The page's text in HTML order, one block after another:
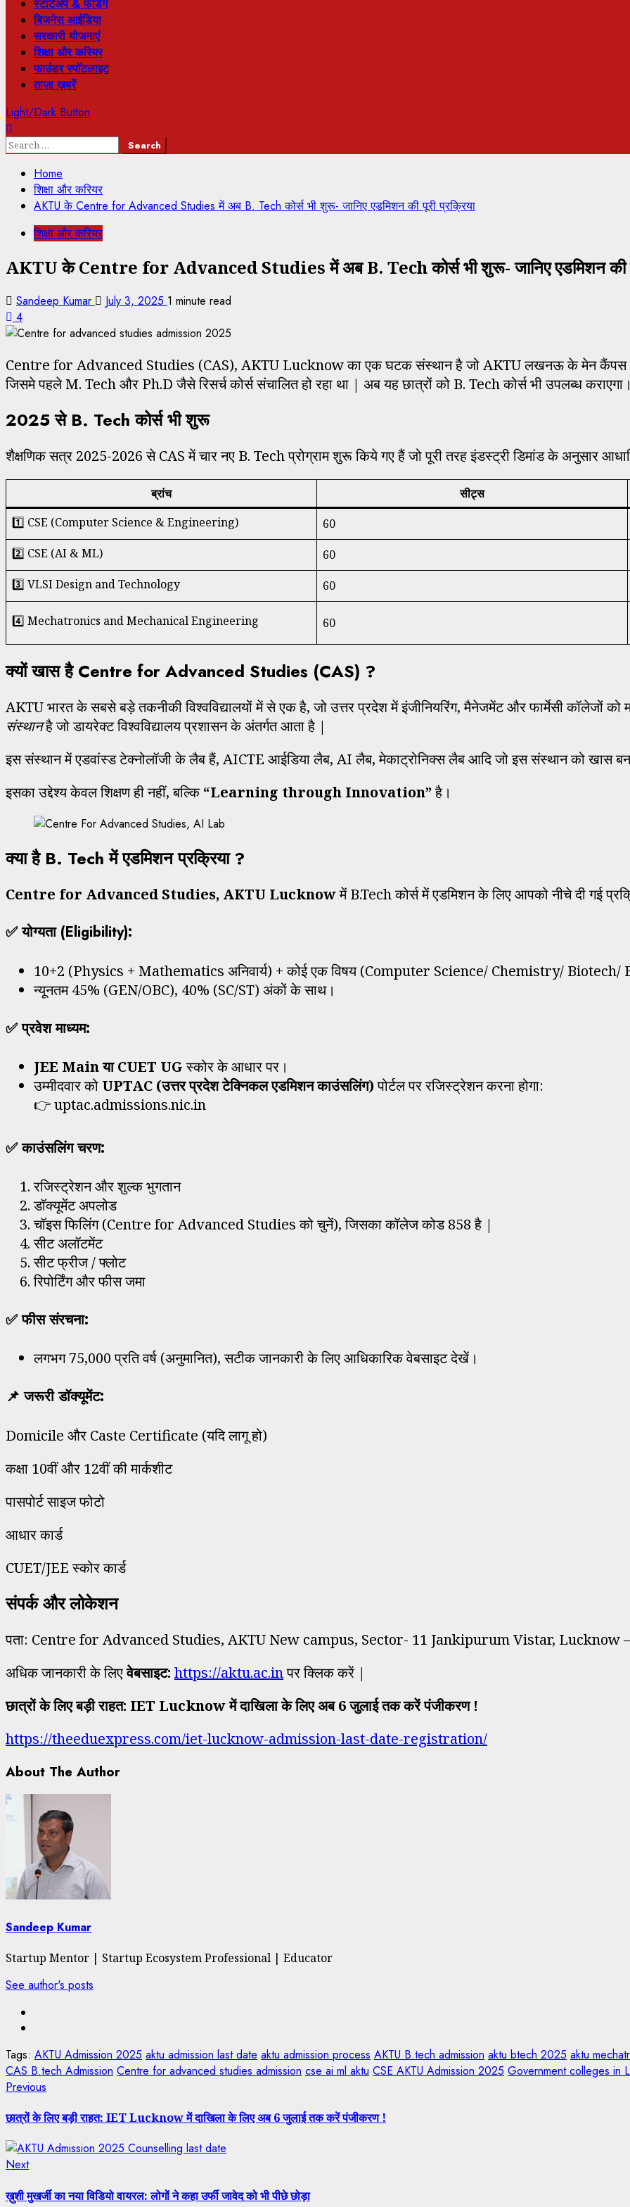
स्टार्टअप & फंडिंग
बिजनेस आईडिया
सरकारी योजनाएं
शिक्षा और करियर
फाउंडर स्पॉटलाइट
ताज़ा ख़बरें
Light/Dark Button
Home
शिक्षा और करियर
AKTU के Centre for Advanced Studies में अब B. Tech कोर्स भी शुरू- जानिए एडमिशन की पूरी प्रक्रिया
शिक्षा और करियर
AKTU के Centre for Advanced Studies में अब B. Tech कोर्स भी शुरू- जानिए एडमिशन की
Sandeep Kumar July 3, 2025 1 minute read
4
Centre for Advanced Studies (CAS), AKTU Lucknow का एक घटक संस्थान है जो AKTU लखनऊ के मेन कैंपस
जिसमे पहले M. Tech और Ph.D जैसे रिसर्च कोर्स संचालित हो रहा था | अब यह छात्रों को B. Tech कोर्स भी उपलब्ध कराएगा।
2025 से B. Tech कोर्स भी शुरू
शैक्षणिक सत्र 2025-2026 से CAS में चार नए B. Tech प्रोग्राम शुरू किये गए हैं जो पूरी तरह इंडस्ट्री डिमांड के अनुसार
ब्रांच सीट्स
1️⃣ CSE (Computer Science & Engineering)
60
2️⃣ CSE (AI & ML)
60
3️⃣ VLSI Design and Technology
60
4️⃣ Mechatronics and Mechanical Engineering 60
क्यों खास है Centre for Advanced Studies (CAS) ?
AKTU भारत के सबसे बड़े तकनीकी विश्वविद्यालयों में से एक है, जो उत्तर प्रदेश में इंजीनियरिंग, मैनेजमेंट और फार्मेसी कॉलेजों
संस्थानहै जो डायरेक्ट विश्वविद्यालय प्रशासन के अंतर्गत आता है |
इस संस्थान में एडवांस्ड टेक्नोलॉजी के लैब हैं, AICTE आईडिया लैब, AI लैब, मेकाट्रोनिक्स लैब आदि जो इस संस्थान को खास
इसका उद्देश्य केवल शिक्षण ही नहीं, बल्कि“Learning through Innovation”है।
क्या है B. Tech में एडमिशन प्रक्रिया ?
Centre for Advanced Studies, AKTU Lucknowमें B.Tech कोर्स में एडमिशन के लिए आपको नीचे दी गई
✅ योग्यता (Eligibility):
10+2 (Physics + Mathematics अनिवार्य) + कोई एक विषय (Computer Science/ Chemistry/ Biotech/
न्यूनतम 45% (GEN/OBC), 40% (SC/ST) अंकों के साथ।
✅ प्रवेश माध्यम:
JEE MainयाCUET UGस्कोर के आधार पर।
उम्मीदवार को UPTAC (उत्तर प्रदेश टेक्निकल एडमिशन काउंसलिंग)पोर्टल पर रजिस्ट्रेशन करना होगा:
👉uptac.admissions.nic.in
✅ काउंसलिंग चरण:
रजिस्ट्रेशन और शुल्क भुगतान
डॉक्यूमेंट अपलोड
चॉइस फिलिंग (Centre for Advanced Studies को चुनें), जिसका कॉलेज कोड 858 है |
सीट अलॉटमेंट
सीट फ्रीज / फ्लोट
रिपोर्टिंग और फीस जमा
✅ फीस संरचना:
लगभग ₹75,000 प्रति वर्ष (अनुमानित), सटीक जानकारी के लिए आधिकारिक वेबसाइट देखें।
📌 जरूरी डॉक्यूमेंट:
Domicile और Caste Certificate (यदि लागू हो)
कक्षा 10वीं और 12वीं की मार्कशीट
पासपोर्ट साइज फोटो
आधार कार्ड
CUET/JEE स्कोर कार्ड
संपर्क और लोकेशन
पता: Centre for Advanced Studies, AKTU New campus, Sector- 11 Jankipurum Vistar, Lucknow
अधिक जानकारी के लिएवेबसाइट: https://aktu.ac.inपर क्लिक करें |
छात्रों के लिए बड़ी राहत: IET Lucknow में दाखिला के लिए अब 6 जुलाई तक करें पंजीकरण !
https://theeduexpress.com/iet-lucknow-admission-last-date-registration/
About The Author
Sandeep Kumar
Startup Mentor | Startup Ecosystem Professional | Educator
See author's posts
Tags: AKTU Admission 2025 aktu admission last date aktu admission process AKTU B.tech admission aktu btech 2025 aktu
CAS B.tech Admission Centre for advanced studies admission cse ai ml aktu CSE AKTU Admission 2025 Government colleges in
Previous
छात्रों के लिए बड़ी राहत: IET Lucknow में दाखिला के लिए अब 6 जुलाई तक करें पंजीकरण !
Next
ख़ुशी मुखर्जी का नया विडियो वायरल: लोगों ने कहा उर्फी जावेद को भी पीछे छोड़ा